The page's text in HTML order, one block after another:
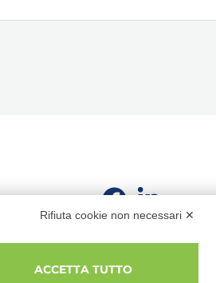
Rifiuta cookie non necessari ✕
ACCETTA TUTTO